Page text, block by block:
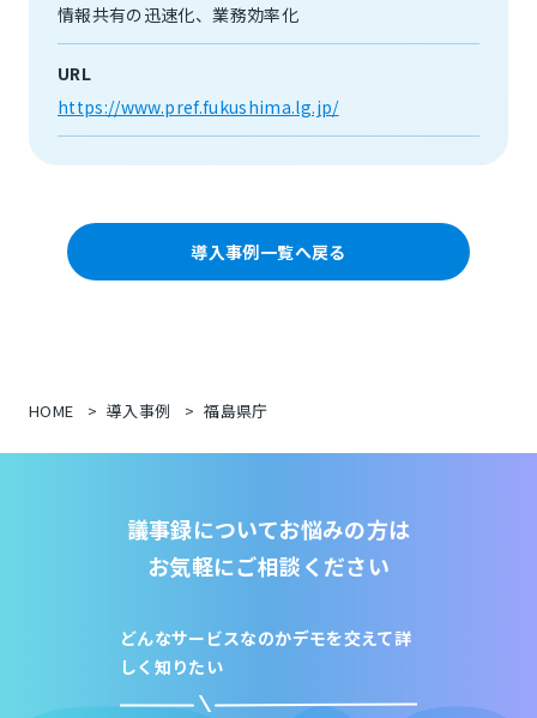
情報共有の迅速化
業務効率化
URL
https://www.pref.fukushima.lg.jp/
導入事例一覧へ戻る
HOME 導入事例 福島県庁
議事録についてお悩みの方は
お気軽にご相談ください
どんなサービスなのかデモを交えて詳
しく知りたい